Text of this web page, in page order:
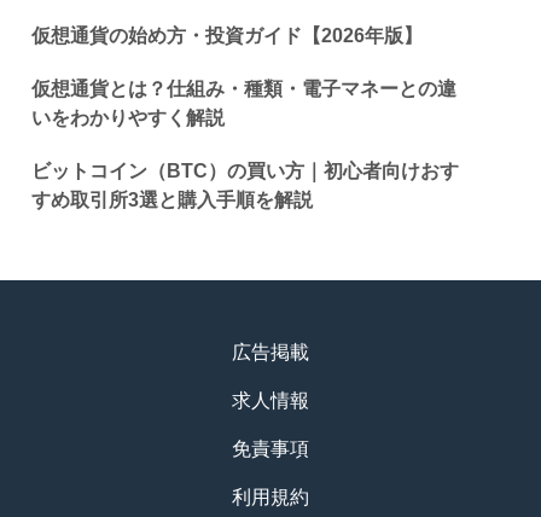
仮想通貨の始め方・投資ガイド【2026年版】
仮想通貨とは？仕組み・種類・電子マネーとの違
いをわかりやすく解説
ビットコイン（BTC）の買い方｜初心者向けおす
すめ取引所3選と購入手順を解説
広告掲載
求人情報
免責事項
利用規約